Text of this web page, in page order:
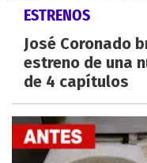
ESTRENOS
José Coronado
estreno de una
de 4 capítulos